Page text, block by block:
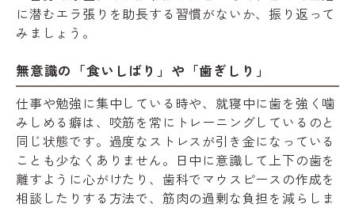
に潜むエラ張りを助長する習慣がないか、振り返って
みましょう。
無意識の「食いしばり」や「歯ぎしり」
仕事や勉強に集中している時や、就寝中に歯を強く噛
みしめる癖は、咬筋を常にトレーニングしているのと
同じ状態です。過度なストレスが引き金になっている
ことも少なくありません。日中に意識して上下の歯を
離すように心がけたり、歯科でマウスピースの作成を
相談したりする方法で、筋肉の過剰な負担を減らしま